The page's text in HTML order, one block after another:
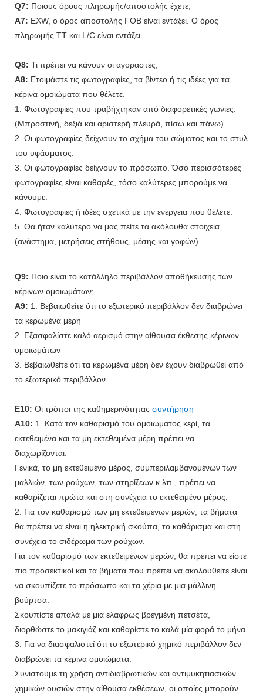
Q7: Ποιους όρους πληρωμής/αποστολής έχετε;
A7: EXW, ο όρος αποστολής FOB είναι εντάξει. Ο όρος
πληρωμής TT και L/C είναι εντάξει.
Q8: Τι πρέπει να κάνουν οι αγοραστές;
A8: Ετοιμάστε τις φωτογραφίες, τα βίντεο ή τις ιδέες για τα
κέρινα ομοιώματα που θέλετε.
1. Φωτογραφίες που τραβήχτηκαν από διαφορετικές γωνίες.
(Μπροστινή, δεξιά και αριστερή πλευρά, πίσω και πάνω)
2. Οι φωτογραφίες δείχνουν το σχήμα του σώματος και το στυλ
του υφάσματος.
3. Οι φωτογραφίες δείχνουν το πρόσωπο. Όσο περισσότερες
φωτογραφίες είναι καθαρές, τόσο καλύτερες μπορούμε να
κάνουμε.
4. Φωτογραφίες ή ιδέες σχετικά με την ενέργεια που θέλετε.
5. Θα ήταν καλύτερο να μας πείτε τα ακόλουθα στοιχεία
(ανάστημα, μετρήσεις στήθους, μέσης και γοφών).
Q9: Ποιο είναι το κατάλληλο περιβάλλον αποθήκευσης των
κέρινων ομοιωμάτων;
A9: 1. Βεβαιωθείτε ότι το εξωτερικό περιβάλλον δεν διαβρώνει
τα κερωμένα μέρη
2. Εξασφαλίστε καλό αερισμό στην αίθουσα έκθεσης κέρινων
ομοιωμάτων
3. Βεβαιωθείτε ότι τα κερωμένα μέρη δεν έχουν διαβρωθεί από
το εξωτερικό περιβάλλον
Ε10: Οι τρόποι της καθημερινότητας συντήρηση
A10: 1. Κατά τον καθαρισμό του ομοιώματος κερί, τα
εκτεθειμένα και τα μη εκτεθειμένα μέρη πρέπει να
διαχωρίζονται.
Γενικά, το μη εκτεθειμένο μέρος, συμπεριλαμβανομένων των
μαλλιών, των ρούχων, των στηρίξεων κ.λπ., πρέπει να
καθαρίζεται πρώτα και στη συνέχεια το εκτεθειμένο μέρος.
2. Για τον καθαρισμό των μη εκτεθειμένων μερών, τα βήματα
θα πρέπει να είναι η ηλεκτρική σκούπα, το καθάρισμα και στη
συνέχεια το σιδέρωμα των ρούχων.
Για τον καθαρισμό των εκτεθειμένων μερών, θα πρέπει να είστε
πιο προσεκτικοί και τα βήματα που πρέπει να ακολουθείτε είναι
να σκουπίζετε το πρόσωπο και τα χέρια με μια μάλλινη
βούρτσα.
Σκουπίστε απαλά με μια ελαφρώς βρεγμένη πετσέτα,
διορθώστε το μακιγιάζ και καθαρίστε το καλά μία φορά το μήνα.
3. Για να διασφαλιστεί ότι το εξωτερικό χημικό περιβάλλον δεν
διαβρώνει τα κέρινα ομοιώματα.
Συνιστούμε τη χρήση αντιδιαβρωτικών και αντιμυκητιασικών
χημικών ουσιών στην αίθουσα εκθέσεων, οι οποίες μπορούν